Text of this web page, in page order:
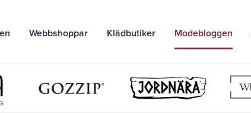
Webbshoppar Klädbutiker Modebloggen